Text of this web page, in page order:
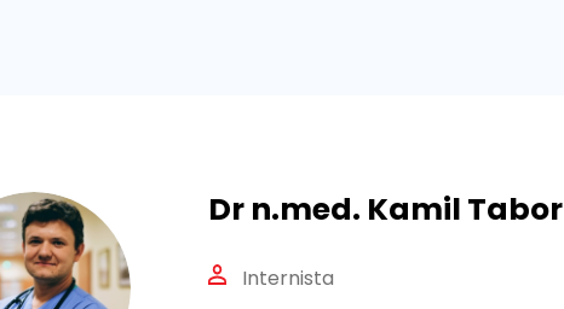
Dr n.med. Kamil Tabor
Internista